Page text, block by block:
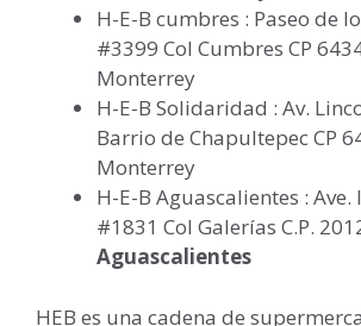
H-E-B cumbres : Paseo de
#3399 Col Cumbres CP
Monterrey
H-E-B Solidaridad : Av.
Barrio de Chapultepec CP
Monterrey
H-E-B Aguascalientes :
#1831 Col Galerías C.P.
Aguascalientes
HEB es una cadena de